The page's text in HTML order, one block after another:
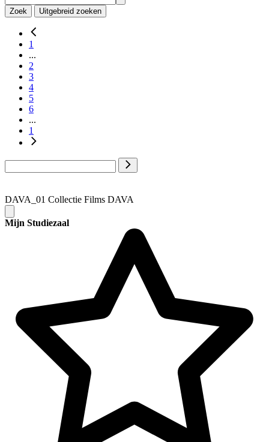
Zoek Uitgebreid zoeken
1
...
2
3
4
5
6
...
1
DAVA_01 Collectie Films DAVA
Mijn Studiezaal